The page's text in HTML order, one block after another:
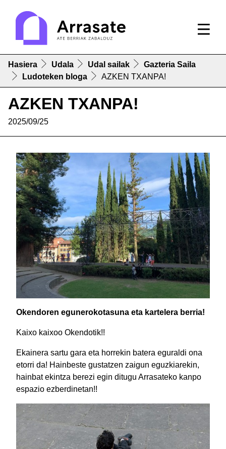
Hasiera Udala Udal sailak
Gazteria Saila
Ludoteken bloga
AZKEN TXANPA!
AZKEN TXANPA!
2025/09/25
Okendoren egunerokotasuna eta kartelera berria!
Kaixo kaixoo Okendotik!!
Ekainera sartu gara eta horrekin batera eguraldi ona
etorri da! Hainbeste gustatzen zaigun eguzkiarekin,
hainbat ekintza berezi egin ditugu Arrasateko kanpo
espazio ezberdinetan!!